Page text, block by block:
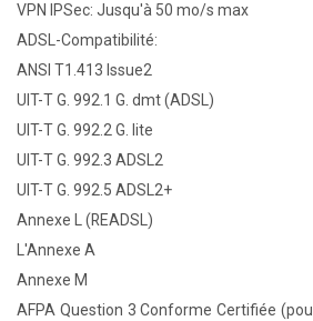
VPN IPSec: Jusqu'à 50 mo/s max
ADSL-Compatibilité:
ANSI T1.413 Issue2
UIT-T G. 992.1 G. dmt (ADSL)
UIT-T G. 992.2 G. lite
UIT-T G. 992.3 ADSL2
UIT-T G. 992.5 ADSL2+
Annexe L (READSL)
L'Annexe A
Annexe M
AFPA Question 3 Conforme Certifiée